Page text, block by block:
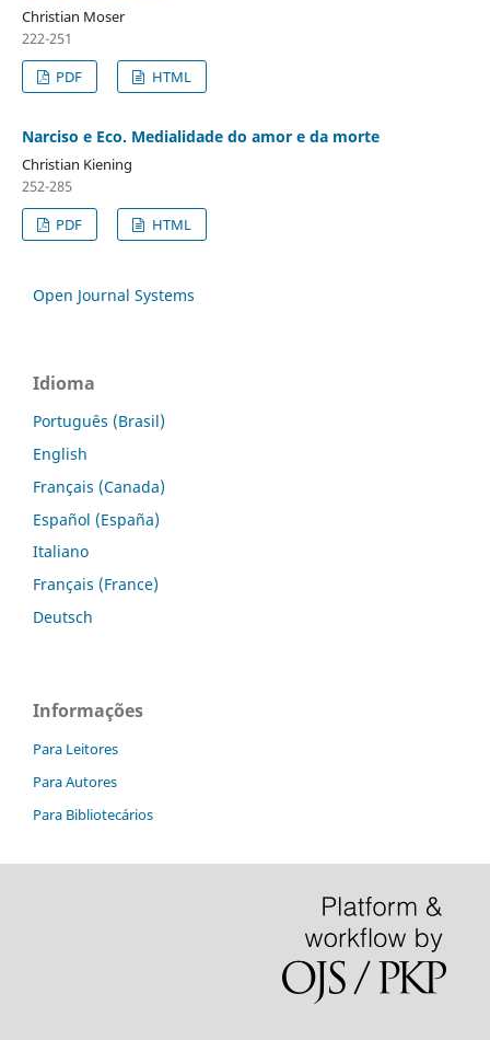
Christian Moser
222-251
PDF
HTML
Narciso e Eco. Medialidade do amor e da morte
Christian Kiening
252-285
PDF
HTML
Open Journal Systems
Idioma
Português (Brasil)
English
Français (Canada)
Español (España)
Italiano
Français (France)
Deutsch
Informações
Para Leitores
Para Autores
Para Bibliotecários